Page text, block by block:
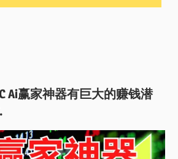
Ai赢家神器有巨大的赚钱潜